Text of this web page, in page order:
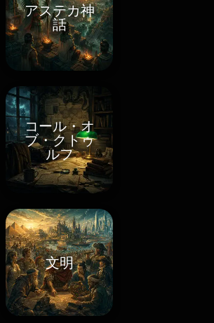
アステカ神
話
コール・オ
ブ・クトゥ
ルフ
文明